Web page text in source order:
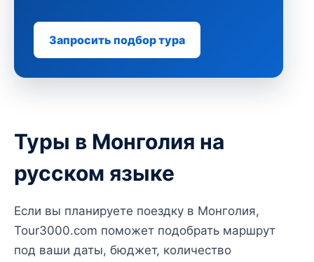
Запросить подбор тура
Туры в Монголия на
русском языке
Если вы планируете поездку в Монголия,
Tour3000.com поможет подобрать маршрут
под ваши даты, бюджет, количество